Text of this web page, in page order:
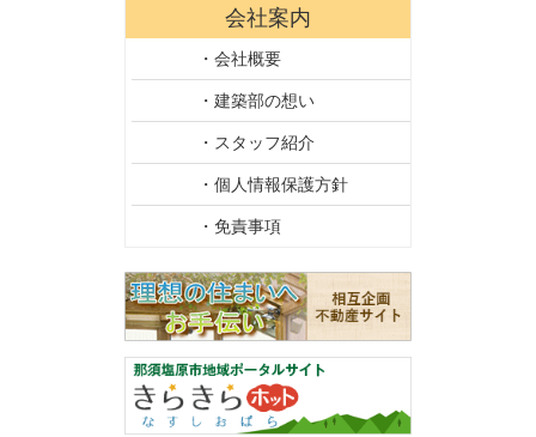
会社案内
・会社概要
・建築部の想い
・スタッフ紹介
・個人情報保護方針
・免責事項